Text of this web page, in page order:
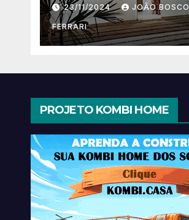
23/11/2024 JOÃO BOSCO
FERRARI
PROJETO KOMBI HOME